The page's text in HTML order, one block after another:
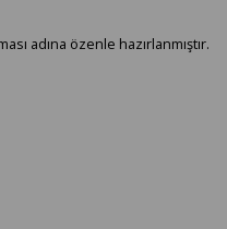
adına özenle hazırlanmıştır.